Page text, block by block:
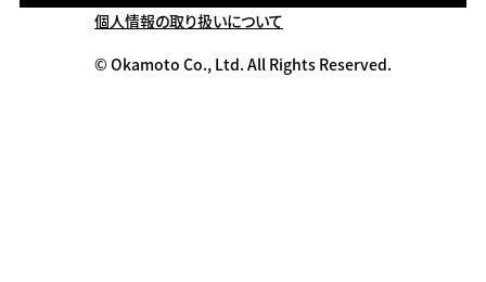
個人情報の取り扱いについて
© Okamoto Co., Ltd. All Rights Reserved.